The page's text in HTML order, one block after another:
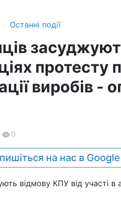
› Останні події
протесту
виробів -
0
на нас в Google
відмову КПУ від участі в